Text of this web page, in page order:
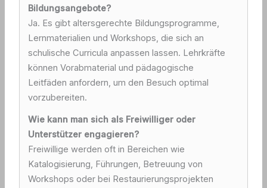
Bildungsangebote?
Ja. Es gibt altersgerechte Bildungsprogramme,
Lernmaterialien und Workshops, die sich an
schulische Curricula anpassen lassen. Lehrkräfte
können Vorabmaterial und pädagogische
Leitfäden anfordern, um den Besuch optimal
vorzubereiten.
Wie kann man sich als Freiwilliger oder
Unterstützer engagieren?
Freiwillige werden oft in Bereichen wie
Katalogisierung, Führungen, Betreuung von
Workshops oder bei Restaurierungsprojekten